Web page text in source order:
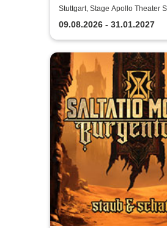
Das Musical in
Stuttgart, Stage Apollo Theater
09.08.2026 - 31.01.2027